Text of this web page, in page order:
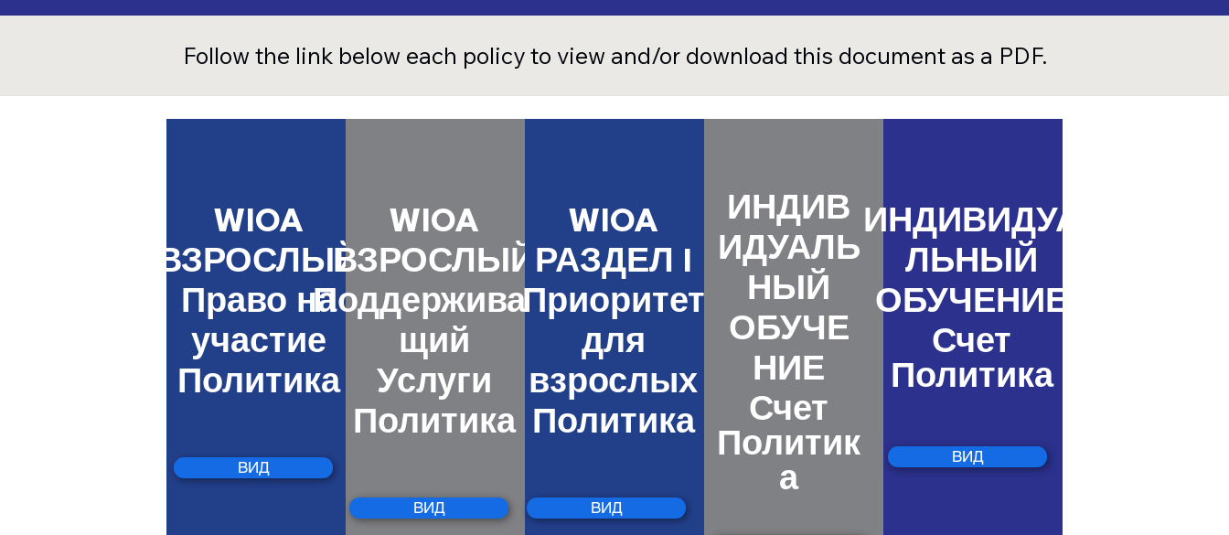
Follow the link below each policy to view and/or download this document as a PDF.
WIOA
ВЗРОСЛЫЙ
Право на
участие
Политика
ВИД
WIOA
ВЗРОСЛЫЙ
Поддерживаю
щий
Услуги
Политика
ВИД
WIOA
РАЗДЕЛ I
Приоритет
для
взрослых
Политика
ВИД
ИНДИВ
ИДУАЛЬ
НЫЙ
ОБУЧЕ
НИЕ
Счет
Политик
а
ИНДИВИДУА
ЛЬНЫЙ
ОБУЧЕНИЕ
Счет
Политика
ВИД